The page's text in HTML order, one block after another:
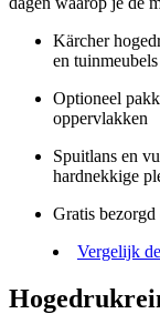
Kärcher
en tuinmeubels
Optioneel
oppervlakken
Spuitlans en
hardnekkige
Gratis
Vergelijk